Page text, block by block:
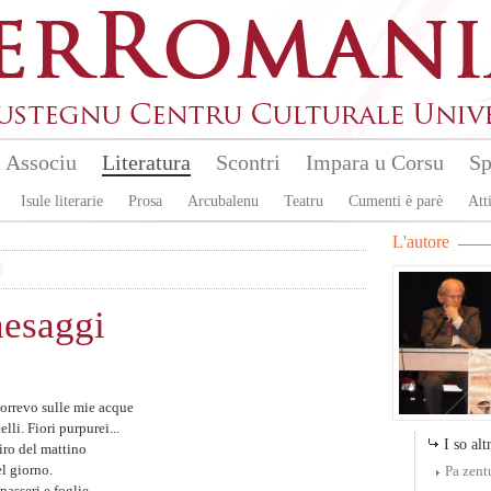
Associu Literatura
Isule literarie Prosa Arcubalenu Teatru Cumenti è parè
Scontri Impara u Corsu
sulle mie acque
Fiori purpurei...
del mattino
giorno.
L'autore
I so
Pa